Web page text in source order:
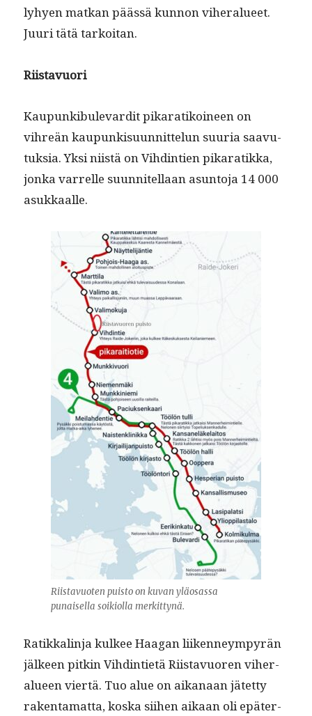
lyhyen matkan päässä kun­non viher­alueet.
Juuri tätä tarkoitan.
Riis­tavuori
Kaupunkibule­vardit pikaratikoi­neen on
vihreän kaupunkisu­un­nit­telun suuria saavu­
tuk­sia. Yksi niistä on Vihd­in­tien pikaratik­ka,
jon­ka var­relle suun­nitel­laan asun­to­ja 14 000
asukkaalle.
Riis­tavuoten puis­to on kuvan yläosas­sa
punaisel­la soiki­ol­la merkittynä.
Ratikkalin­ja kul­kee Haa­gan liiken­neympyrän
jäl­keen pitkin Vihd­in­ti­etä Riis­tavuoren viher­
alueen viertä. Tuo alue on aikanaan jätet­ty
rak­en­ta­mat­ta, kos­ka siihen aikaan oli epäter­